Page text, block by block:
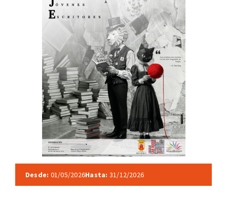
Desde: 01/05/2026Hasta: 31/12/2026